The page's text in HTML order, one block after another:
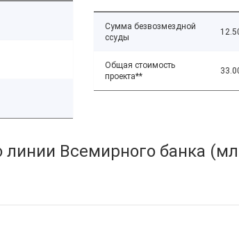
Сумма безвозмездной
ссуды
Общая стоимость
проекта**
линии Всемирного банка